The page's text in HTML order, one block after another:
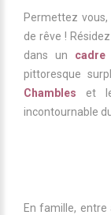
Permettez
de rêve !
dans un cadre
pittoresque
Chambles et
incontournable
En famille, entre